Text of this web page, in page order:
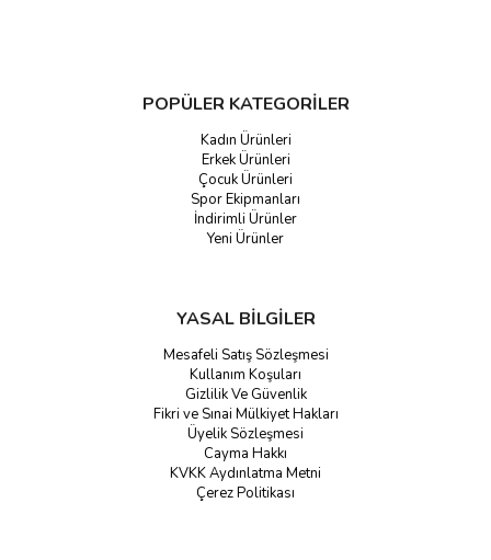
POPÜLER KATEGORİLER
Kadın Ürünleri
Erkek Ürünleri
Çocuk Ürünleri
Spor Ekipmanları
İndirimli Ürünler
Yeni Ürünler
YASAL BİLGİLER
Mesafeli Satış Sözleşmesi
Kullanım Koşuları
Gizlilik Ve Güvenlik
Fikri ve Sınai Mülkiyet Hakları
Üyelik Sözleşmesi
Cayma Hakkı
KVKK Aydınlatma Metni
Çerez Politikası